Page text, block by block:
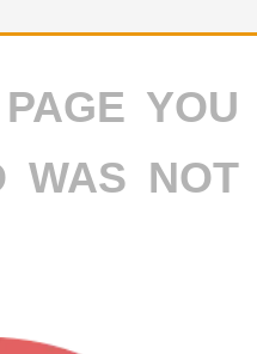
YOU
WAS NOT